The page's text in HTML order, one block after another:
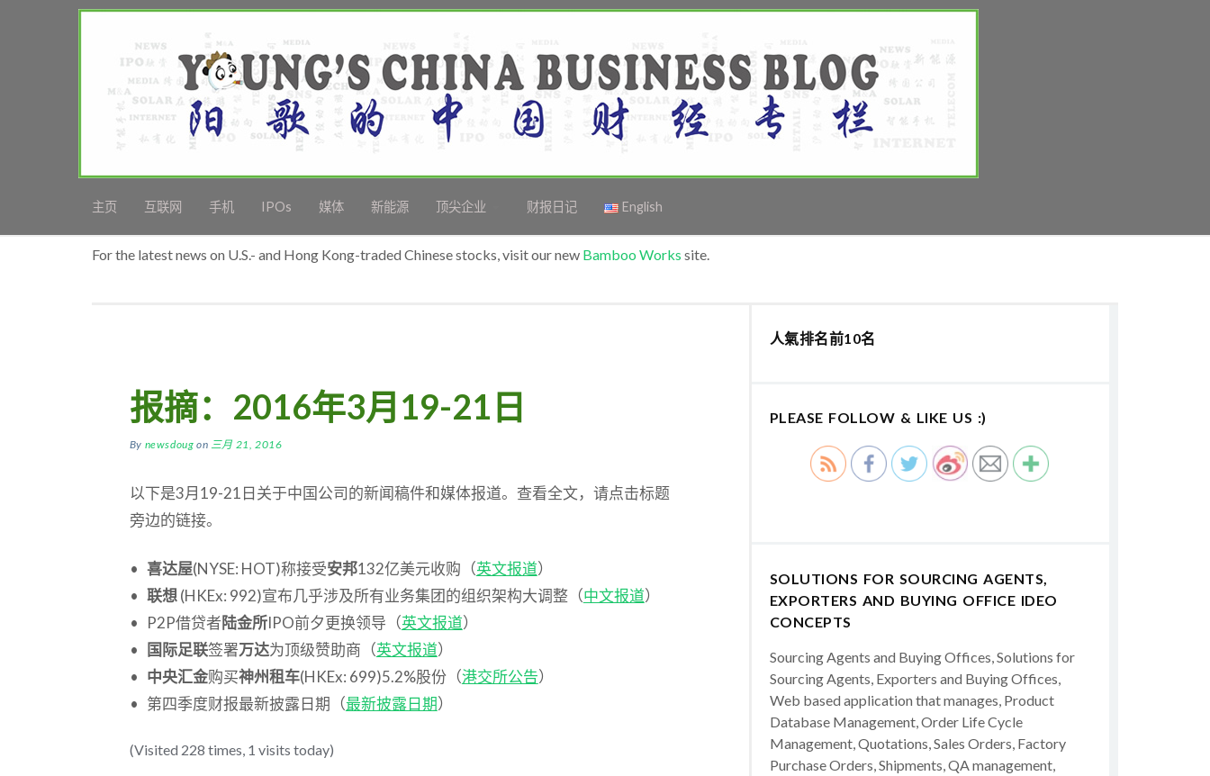
主页 互联网 手机 IPOs 媒体 新能源 顶尖企业 财报日记 English
For the latest news on U.S.- and Hong Kong-traded Chinese stocks, visit our new Bamboo Works site.
报摘：2016年3月19-21日
By newsdoug on 三月 21, 2016
以下是3月19-21日关于中国公司的新闻稿件和媒体报道。查看全文，请点击标题
旁边的链接。
• 喜达屋(NYSE: HOT)称接受安邦132亿美元收购（英文报道）
• 联想(HKEx: 992)宣布几乎涉及所有业务集团的组织架构大调整（中文报道）
• P2P借贷者陆金所IPO前夕更换领导（英文报道）
• 国际足联签署万达为顶级赞助商（英文报道）
• 中央汇金购买神州租车(HKEx: 699)5.2%股份（港交所公告）
• 第四季度财报最新披露日期（最新披露日期）
(Visited 228 times, 1 visits today)
人氣排名前10名
PLEASE FOLLOW & LIKE US :)
SOLUTIONS FOR SOURCING AGENTS,
EXPORTERS AND BUYING OFFICE IDEO
CONCEPTS
Sourcing Agents and Buying Offices, Solutions for
Sourcing Agents, Exporters and Buying Offices,
Web based application that manages, Product
Database Management, Order Life Cycle
Management, Quotations, Sales Orders, Factory
Purchase Orders, Shipments, QA management,